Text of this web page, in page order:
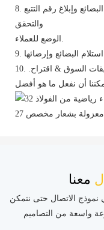
8. يقوم العملاء بالدفع مقابل الرصيد وشحن البضائع وإبلاغ رقم ​​التتبع
والتحقق
الوضع للعملاء.
10. ردود الفعل لدينا حول الجودة والخدمة وتعليقات السوق & اقتراح.
معنا
نموذج الاتصال حتى نتمكن